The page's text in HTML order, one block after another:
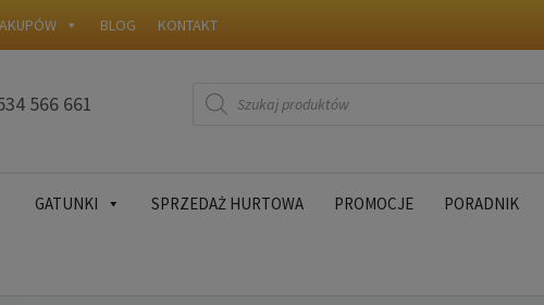
BLOG KONTAKT
566 661
Wyszukiwarka
produktów
GATUNKI SPRZEDAŻ HURTOWA PROMOCJE PORADNIK